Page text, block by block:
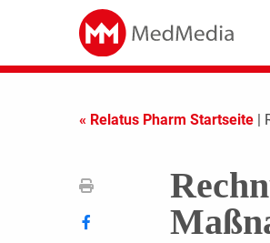
« Relatus Pharm Startseite |